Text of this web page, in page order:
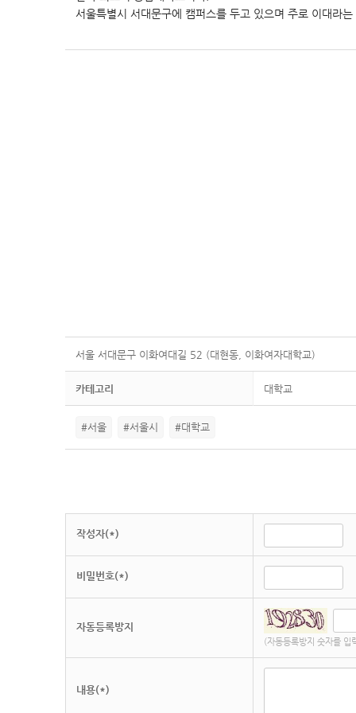
서울특별시 서대문구에 캠퍼스를 두고 있으며 주로 이대라는
서울 서대문구 이화여대길 52 (대현동, 이화여자대학교)
카테고리 대학교
#서울 #서울시 #대학교
작성자(*)
비밀번호(*)
자동등록방지
(자동등록방지 숫자를 입
내용(*)